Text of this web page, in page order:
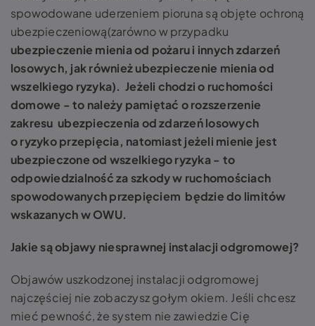
spowodowane uderzeniem pioruna są objęte ochroną
ubezpieczeniową(zarówno w przypadku
ubezpieczenie mienia od pożaru i innych zdarzeń
losowych, jak również ubezpieczenie mienia od
wszelkiego ryzyka). Jeżeli chodzi o ruchomości
domowe - to należy pamiętać o rozszerzenie
zakresu ubezpieczenia od zdarzeń losowych
o ryzyko przepięcia, natomiast jeżeli mienie jest
ubezpieczone od wszelkiego ryzyka - to
odpowiedzialność za szkody w ruchomościach
spowodowanych przepięciem będzie do limitów
wskazanych w OWU.
Jakie są objawy niesprawnej instalacji odgromowej?
Objawów uszkodzonej instalacji odgromowej
najczęściej nie zobaczysz gołym okiem. Jeśli chcesz
mieć pewność, że system nie zawiedzie Cię